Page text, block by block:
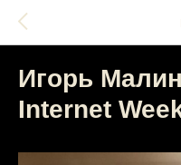
Игорь
Internet